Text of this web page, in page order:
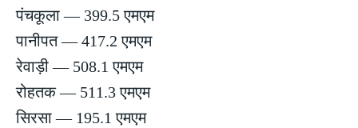
पंचकूला — 399.5 एमएम
पानीपत — 417.2 एमएम
रेवाड़ी — 508.1 एमएम
रोहतक — 511.3 एमएम
सिरसा — 195.1 एमएम